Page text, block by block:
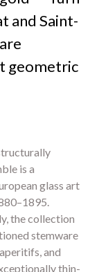
and Saint-
geometric
is a
glass art
the collection
stemware
and
thin-